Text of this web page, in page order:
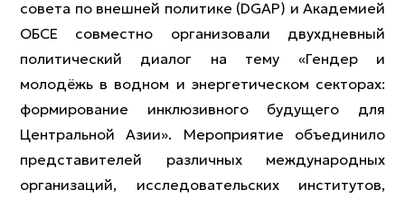
совета по внешней политике (DGAP) и Академией
ОБСЕ совместно организовали двухдневный
политический диалог на тему «Гендер и
молодёжь в водном и энергетическом секторах:
формирование инклюзивного будущего для
Центральной Азии». Мероприятие объединило
представителей различных международных
организаций, исследовательских институтов,